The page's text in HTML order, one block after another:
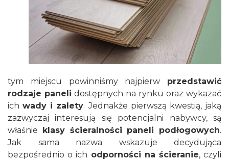
tym miejscu powinniśmy najpierw przedstawić
rodzaje paneli dostępnych na rynku oraz wykazać
ichwady i zalety. Jednakże pierwszą kwestią, jaką
zazwyczaj interesują się potencjalni nabywcy, są
właśnie klasy ścieralności paneli podłogowych.
Jak sama nazwa wskazuje decydująca
bezpośrednio o ich odporności na ścieranie, czyli